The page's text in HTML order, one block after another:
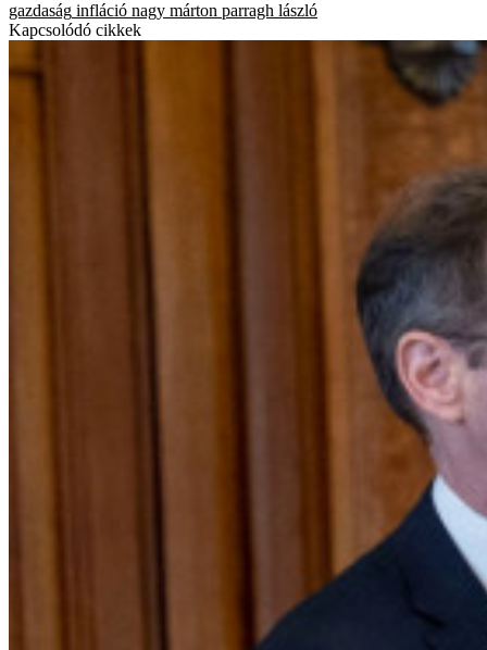
gazdaság infláció nagy márton parragh lászló
Kapcsolódó cikkek